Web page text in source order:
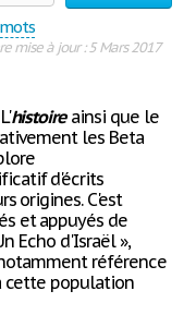
mise à jour : 5 Mars 2017
histoireainsi que le
les Beta
d'écrits
origines. C'est
et appuyés de
Echo d'Israël »,
référence
cette population